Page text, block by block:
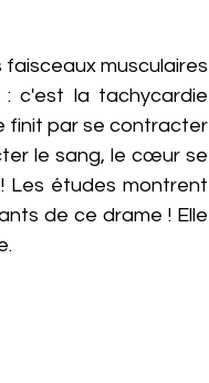
musculaires
c'est la tachycardie
finit par se contracter
le sang, le cœur se
Les études montrent
de ce drame ! Elle